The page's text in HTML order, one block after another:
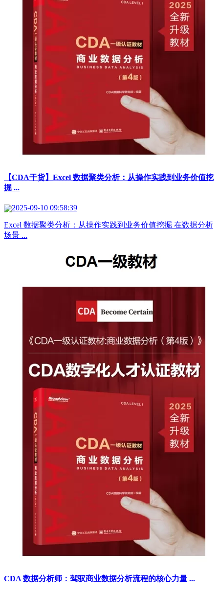
【CDA干货】Excel 数据聚类分析：从操作实践到业务价值挖
掘 ...
2025-09-10 09:58:39
Excel 数据聚类分析：从操作实践到业务价值挖掘 在数据分析
场景 ...
CDA 数据分析师：驾驭商业数据分析流程的核心力量 ...